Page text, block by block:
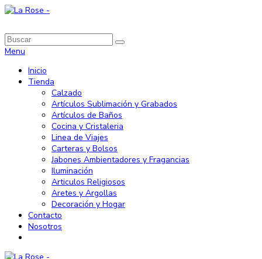
Menu
Inicio
Tienda
Calzado
Artículos Sublimación y Grabados
Artículos de Baños
Cocina y Cristaleria
Linea de Viajes
Carteras y Bolsos
Jabones Ambientadores y Fragancias
Iluminación
Articulos Religiosos
Aretes y Argollas
Decoración y Hogar
Contacto
Nosotros